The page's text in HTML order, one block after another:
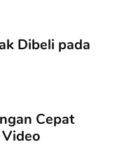
Dibeli pada
Cepat